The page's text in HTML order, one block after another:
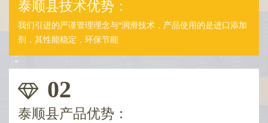
泰顺县技术优势：
我们引进的严谨管理理念与*润滑技术，产品使用的是进口添加
剂，其性能稳定，环保节能
02
泰顺县产品优势：